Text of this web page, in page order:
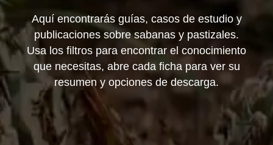
Aquí encontrarás guías, casos de estudio y
publicaciones sobre sabanas y pastizales.
Usa los filtros para encontrar el conocimiento
que necesitas, abre cada ficha para ver su
resumen y opciones de descarga.